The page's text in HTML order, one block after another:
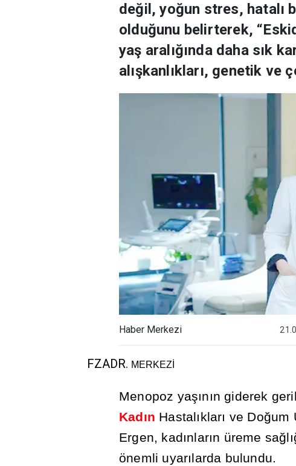
değil, yoğun stres, hatalı
olduğunu belirterek,
yaş aralığında daha sık
alışkanlıkları, genetik ve
Haber Merkezi
MERKEZ
Menopoz yaşının giderek
Kadın Hastalıkları ve Doğum
Ergen, kadınların üreme sağl
önemli uyarılarda bulundu.